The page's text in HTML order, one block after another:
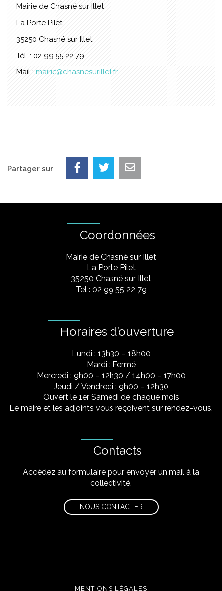
Mairie de Chasné sur Illet
La Porte Pilet
35250 Chasné sur Illet
Tél. : 02 99 55 22 79
Mail : mairie@chasnesurillet.fr
Partager sur :
Coordonnées
Mairie de Chasné sur Illet
La Porte Pilet
35250 Chasné sur Illet
Tel : 02 99 55 22 79
Horaires d’ouverture
Lundi : 13h30 – 18h00
Mardi : Fermé
Mercredi : 9h00 – 12h30 / 14h00 – 17h00
Jeudi / Vendredi : 9h00 – 12h30
Ouvert le 1er Samedi de chaque mois
Le maire et les adjoints vous reçoivent sur rendez-vous.
Contacts
Accédez au formulaire pour envoyer un mail à la
collectivité.
NOUS CONTACTER
MENTIONS LÉGALES